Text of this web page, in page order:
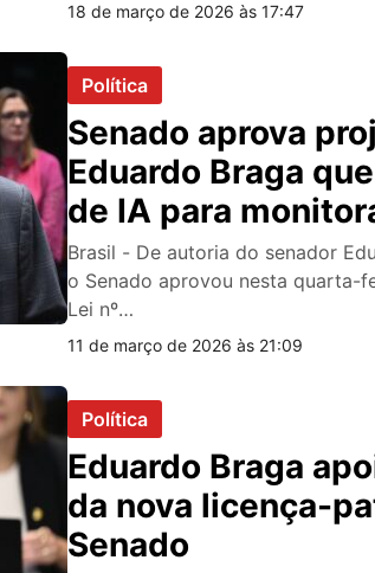
18 de março de 2026 às 17:47
Política
Senado aprova
Eduardo Braga
de IA para
de mulher
Brasil - De autoria do senador
o Senado aprovou nesta quarta-
Lei nº…
11 de março de 2026 às 21:09
Política
Eduardo Braga
da nova licença-
Senado